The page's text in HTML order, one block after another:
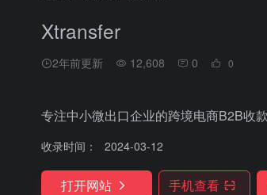
Xtransfer
2年前更新 12,608 0 0
专注中小微出口企业的跨境电商B2B收
收录时间： 2024-03-12
打开网站 手机查看